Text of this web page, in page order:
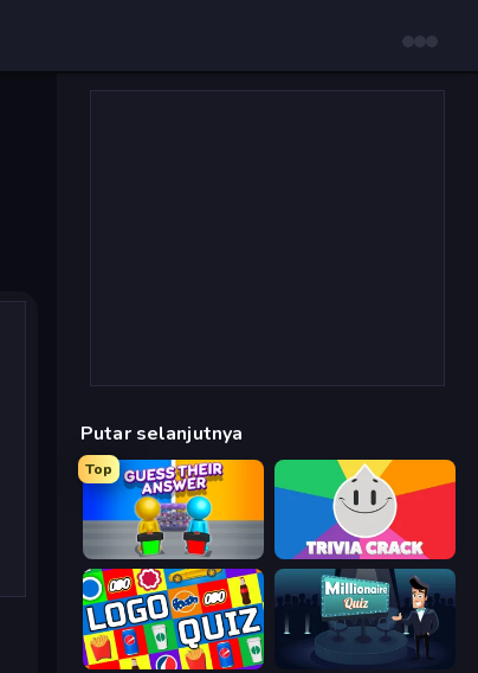
Putar selanjutnya
Top
Guess Their Answer Trivia Crack
Logo Quiz: Game World Trivia Millionaire Quiz